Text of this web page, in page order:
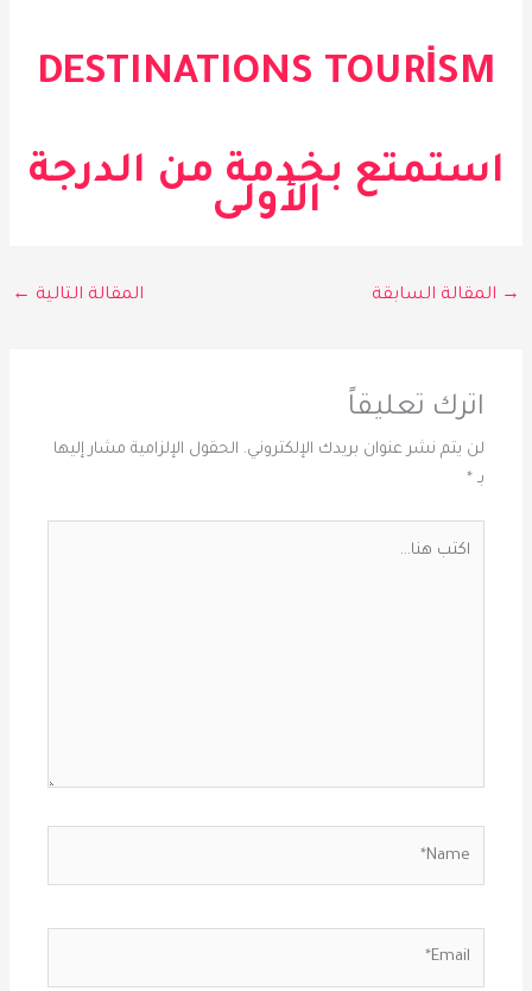
DESTINATIONS TOURİSM
استمتع بخدمة من الدرجة
الأولى
→ المقالة السابقة المقالة التالية ←
اترك تعليقاً
لن يتم نشر عنوان بريدك الإلكتروني. الحقول الإلزامية مشار إليها
بـ*